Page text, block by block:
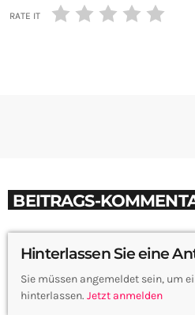
RATE IT
BEITRAGS-
Hinterlassen Sie eine
Sie müssen angemeldet sein, um
hinterlassen. Jetzt anmelden